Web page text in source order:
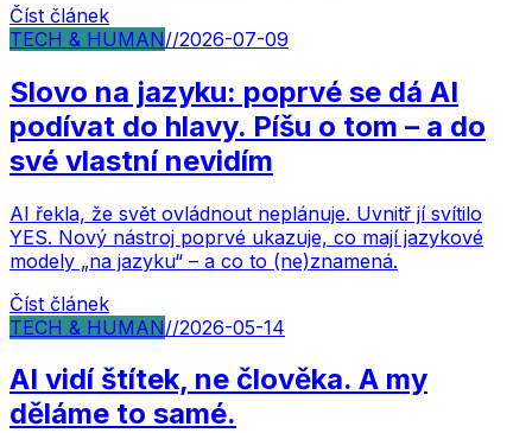
Číst článek
TECH & HUMAN//2026-07-09
Slovo na jazyku: poprvé se dá AI
podívat do hlavy. Píšu o tom – a do
své vlastní nevidím
AI řekla, že svět ovládnout neplánuje. Uvnitř jí svítilo
YES. Nový nástroj poprvé ukazuje, co mají jazykové
modely „na jazyku“ – a co to (ne)znamená.
Číst článek
TECH & HUMAN//2026-05-14
AI vidí štítek, ne člověka. A my
děláme to samé.